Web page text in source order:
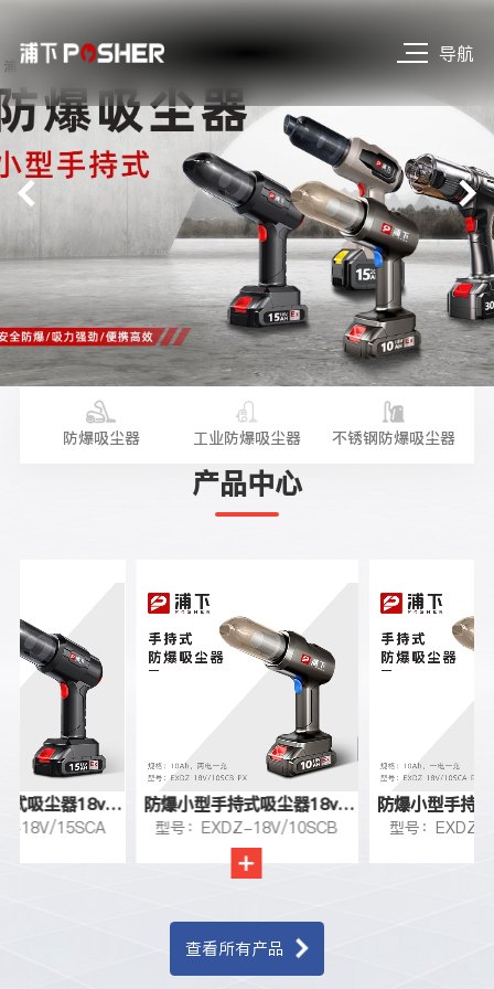
导航
防爆吸尘器 工业防爆吸尘器 不锈钢防爆吸尘器
产品中心
式吸尘器18v-
18V/10SCB
防爆小型手持式吸尘器18v-
10Ah
型号：EXDZ-18V/10SCA
防爆小型手持
型号：
···
查看所有产品